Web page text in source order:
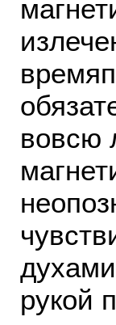
вовсю
рукой